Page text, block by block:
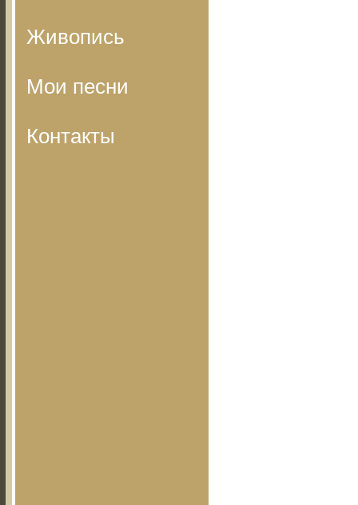
Живопись
Мои песни
Контакты